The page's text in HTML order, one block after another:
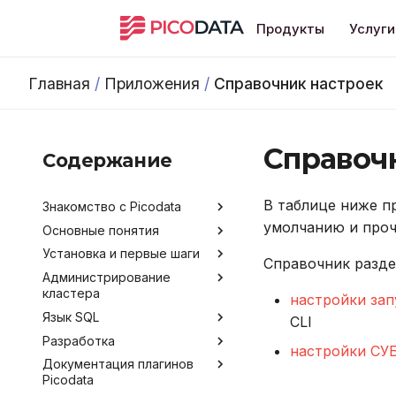
Продукты Услуги
Главная / Приложения / Справочник настроек
Содержание
Знакомство с Picodata
Общее описание продукта
Преимущества Picodata
Сценарии использования
Picodata
Обратная связь и
получение помощи
Версионирование
Основные понятия
Типы таблиц
Установка и первые шаги
Установка Picodata
Запуск Picodata
Создание кластера
Развёртывание кластера
через Kubernetes Operator
Добавление узлов
Администрирование
кластера
Конфигурирование
Обзор методов
Аргументы командной
Мониторинг
Получение данных о
кластере
Развертывание кластера
через Ansible
Язык SQL
Команды и термины SQL
Data Control Language
Data Definition Language
Разработка
Инструментарий
разработчика
Документация плагинов
Picodata
В таблице ниже
умолчанию и
Справочник
настройки
CLI
настройки